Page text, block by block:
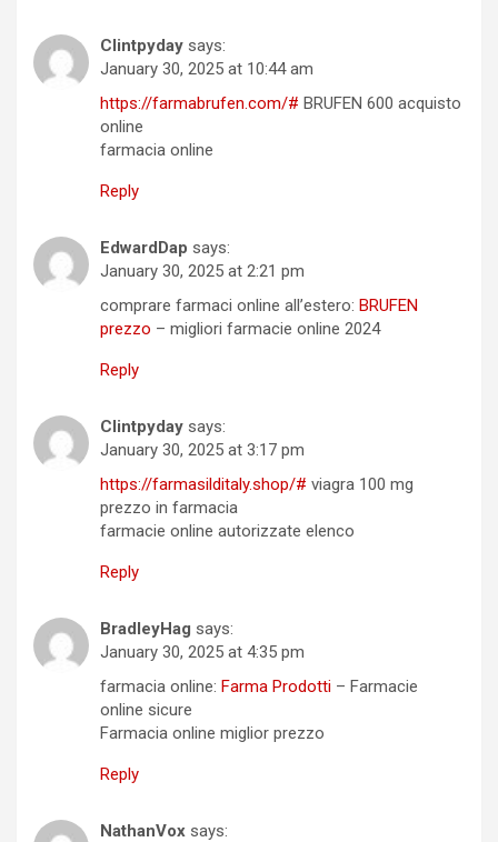
Clintpyday says:
January 30, 2025 at 10:44 am
https://farmabrufen.com/# BRUFEN 600 acquisto
online
farmacia online
Reply
EdwardDap says:
January 30, 2025 at 2:21 pm
comprare farmaci online all’estero: BRUFEN
prezzo – migliori farmacie online 2024
Reply
Clintpyday says:
January 30, 2025 at 3:17 pm
https://farmasilditaly.shop/# viagra 100 mg
prezzo in farmacia
farmacie online autorizzate elenco
Reply
BradleyHag says:
January 30, 2025 at 4:35 pm
farmacia online: Farma Prodotti – Farmacie
online sicure
Farmacia online miglior prezzo
Reply
NathanVox says: